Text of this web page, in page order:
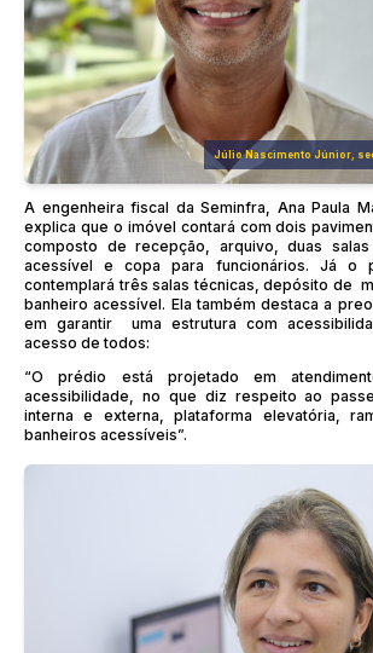
Júlio Nascimento Júnior,
A engenheira fiscal da Seminfra, Ana Paula
explica que o imóvel contará com dois
composto de recepção, arquivo, duas salas
acessível e copa para funcionários. Já o
contemplará três salas técnicas, depósito de
banheiro acessível. Ela também destaca a
em garantir uma estrutura com
acesso de todos:
“O prédio está projetado em
acessibilidade, no que diz respeito ao
interna e externa, plataforma elevatória,
banheiros acessíveis”.